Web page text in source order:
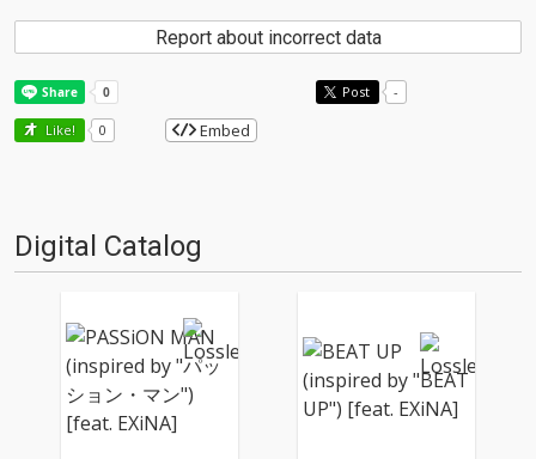
Report about incorrect data
Post -
Like! 0 Embed
Digital Catalog